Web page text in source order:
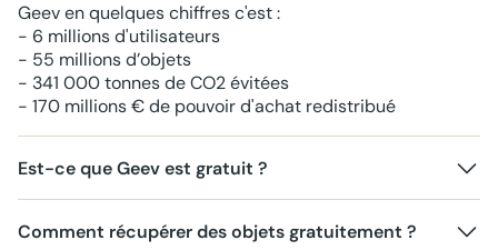
Geev en quelques chiffres c'est :
- 6 millions d'utilisateurs
- 55 millions d’objets
- 341 000 tonnes de CO2 évitées
- 170 millions € de pouvoir d'achat redistribué
Est-ce que Geev est gratuit ?
Comment récupérer des objets gratuitement ?